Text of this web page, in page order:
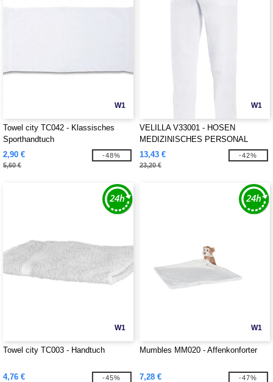
W1
Towel city TC042 - Klassisches
Sporthandtuch
2,90 €
5,60 €
-48%
W1
VELILLA V33001 - HOSEN
MEDIZINISCHES PERSONAL
13,43 €
23,20 €
-42%
W1
Towel city TC003 - Handtuch
4,76 € -45%
W1
Mumbles MM020 - Affenkonforter
7,28 € -47%